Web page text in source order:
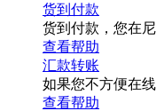
货到付款
货到付款，您在
查看帮助
汇款转账
如果您不方便在
查看帮助